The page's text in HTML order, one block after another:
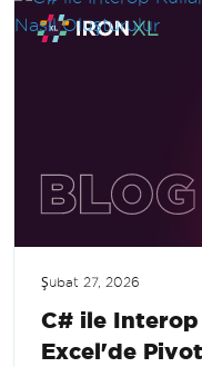
Şubat 27, 2026
C# ile Interop
Excel'de